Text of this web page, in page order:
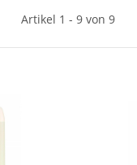
Artikel 1 - 9 von 9